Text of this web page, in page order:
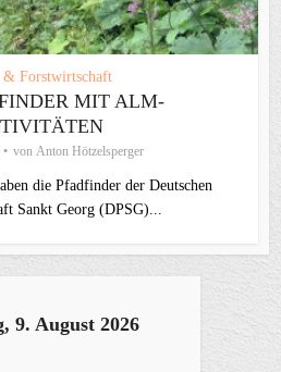
& Forstwirtschaft
MIT ALM-
von Anton Hötzelsperger
die Pfadfinder der Deutschen
Sankt Georg (DPSG)...
9. August 2026